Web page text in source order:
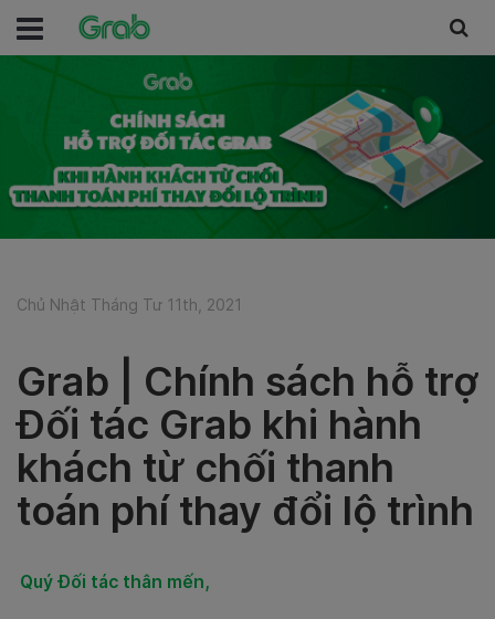
Chủ Nhật Tháng Tư 11th, 2021
Grab | Chính sách hỗ trợ
Đối tác Grab khi hành
khách từ chối thanh
toán phí thay đổi lộ trình
Quý Đối tác thân mến,